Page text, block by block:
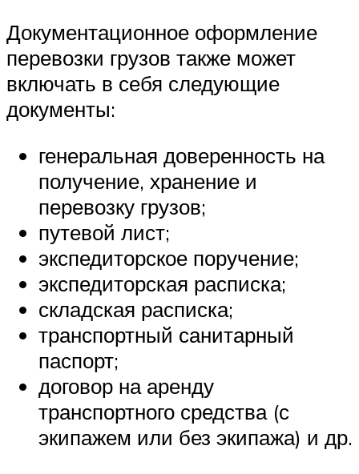
Документационное оформление
перевозки грузов также может
включать в себя следующие
документы:
генеральная доверенность на
получение, хранение и
перевозку грузов;
путевой лист;
экспедиторское поручение;
экспедиторская расписка;
складская расписка;
транспортный санитарный
паспорт;
договор на аренду
транспортного средства (с
экипажем или без экипажа) и др.